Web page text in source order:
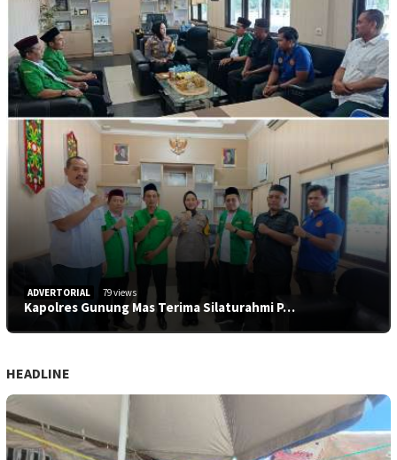
ADVERTORIAL 79 views
Kapolres Gunung Mas Terima Silaturahmi P…
HEADLINE